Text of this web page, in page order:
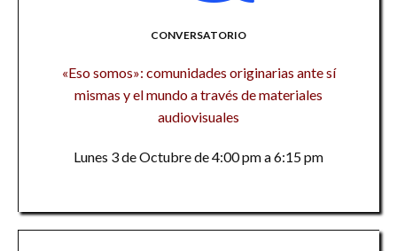
CONVERSATORIO
«Eso somos»: comunidades originarias ante sí
mismas y el mundo a través de materiales
audiovisuales
Lunes 3 de Octubre de 4:00 pm a 6:15 pm